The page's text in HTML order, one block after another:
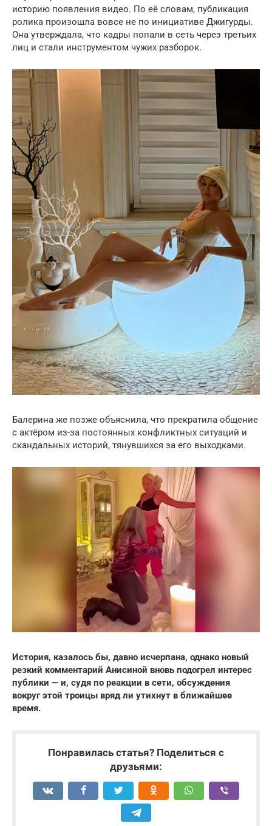
историю появления видео. По её словам, публикация
ролика произошла вовсе не по инициативе Джигурды.
Она утверждала, что кадры попали в сеть через третьих
лиц и стали инструментом чужих разборок.
Балерина же позже объяснила, что прекратила общение
с актёром из-за постоянных конфликтных ситуаций и
скандальных историй, тянувшихся за его выходками.
История, казалось бы, давно исчерпана, однако новый
резкий комментарий Анисиной вновь подогрел интерес
публики — и, судя по реакции в сети, обсуждения
вокруг этой троицы вряд ли утихнут в ближайшее
время.
Понравилась статья? Поделиться с
друзьями: